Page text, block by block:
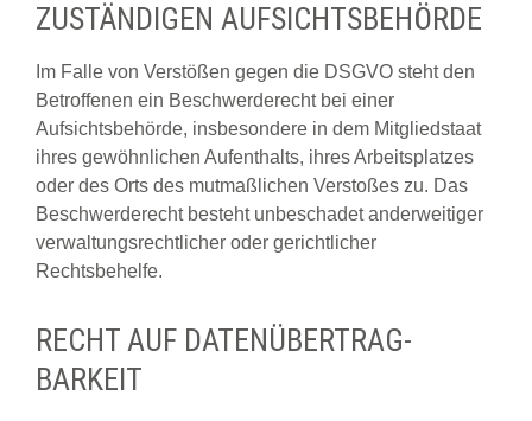
ZUSTÄNDIGEN AUFSICHTS­BEHÖRDE
Im Falle von Verstößen gegen die DSGVO steht den
Betroffenen ein Beschwerderecht bei einer
Aufsichtsbehörde, insbesondere in dem Mitgliedstaat
ihres gewöhnlichen Aufenthalts, ihres Arbeitsplatzes
oder des Orts des mutmaßlichen Verstoßes zu. Das
Beschwerderecht besteht unbeschadet anderweitiger
verwaltungsrechtlicher oder gerichtlicher
Rechtsbehelfe.
RECHT AUF DATEN­ÜBERTRAG­
BARKEIT